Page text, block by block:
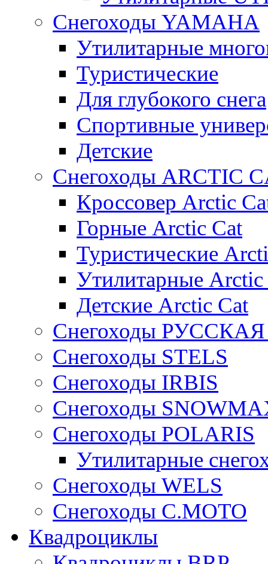
Снегоходы YAMAHA
Утилитарные
Туристические
Для глубокого снега
Спортивные
Детские
Снегоходы ARCTIC
Кроссовер Arctic
Горные Arctic Cat
Туристические
Утилитарные
Детские Arctic Cat
Снегоходы
Снегоходы STELS
Снегоходы IRBIS
Снегоходы
Снегоходы POLARIS
Утилитарные
Cнегоходы WELS
Снегоходы C.MOTO
Квадроциклы